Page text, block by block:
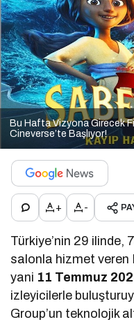
Bu Hafta Vizyona Girecek
Cineverse’te Başlıyor!
+ -
Türkiye’nin 29 ilinde,
salonla hizmet veren
yani 11 Temmuz
izleyicilerle
Group’un teknolojik